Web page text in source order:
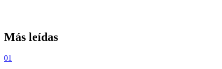
Más leídas
01